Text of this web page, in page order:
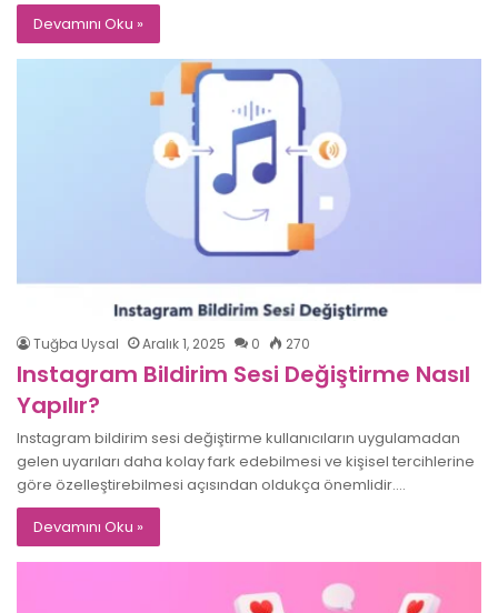
Devamını Oku »
Tuğba Uysal Aralık 1, 2025 0 270
Instagram Bildirim Sesi Değiştirme Nasıl
Yapılır?
Instagram bildirim sesi değiştirme kullanıcıların uygulamadan
gelen uyarıları daha kolay fark edebilmesi ve kişisel tercihlerine
göre özelleştirebilmesi açısından oldukça önemlidir.…
Devamını Oku »